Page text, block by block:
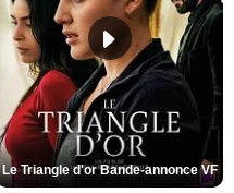
Le Triangle d'or Bande-annonce VF